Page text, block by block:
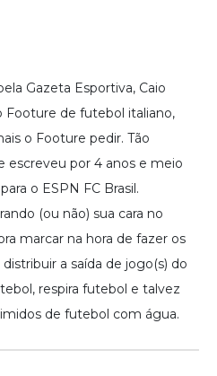
Gazeta Esportiva, Caio
de futebol italiano,
o Footure pedir. Tão
escreveu por 4 anos e meio
o ESPN FC Brasil.
(ou não) sua cara no
marcar na hora de fazer os
a saída de jogo(s) do
respira futebol e talvez
de futebol com água.